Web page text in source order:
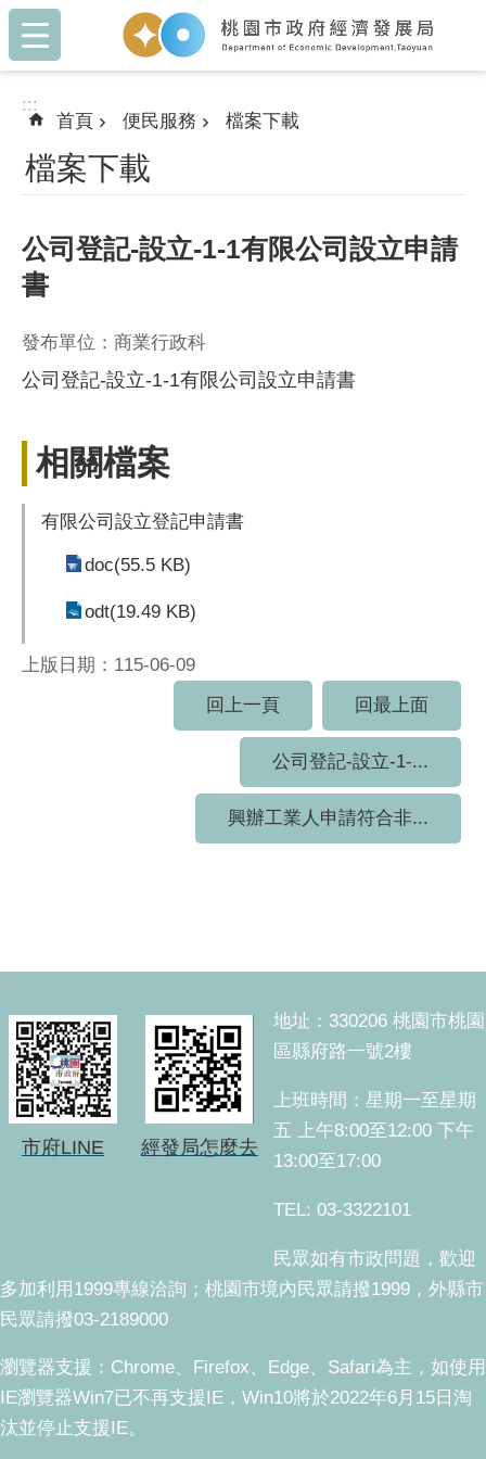
跳到主要內容區塊
:::
:::
首頁 便民服務 檔案下載
檔案下載
公司登記-設立-1-1有限公司設立申請
書
發布單位：商業行政科
公司登記-設立-1-1有限公司設立申請書
相關檔案
有限公司設立登記申請書
doc(55.5 KB)
odt(19.49 KB)
上版日期：115-06-09
回上一頁
回最上面
公司登記-設立-1-...
興辦工業人申請符合非...
:::
市府LINE 經發局怎麼去
地址：330206 桃園市桃園
區縣府路一號2樓
上班時間：星期一至星期
五 上午8:00至12:00 下午
13:00至17:00
TEL: 03-3322101
民眾如有市政問題，歡迎
多加利用1999專線洽詢；桃園市境內民眾請撥1999，外縣市
民眾請撥03-2189000
瀏覽器支援：Chrome、Firefox、Edge、Safari為主，如使用
IE瀏覽器Win7已不再支援IE，Win10將於2022年6月15日淘
汰並停止支援IE。